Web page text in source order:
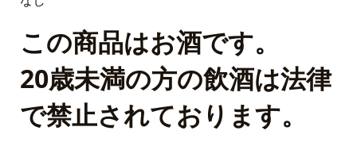
この商品はお酒です。
20歳未満の方の飲酒は法律
で禁止されております。